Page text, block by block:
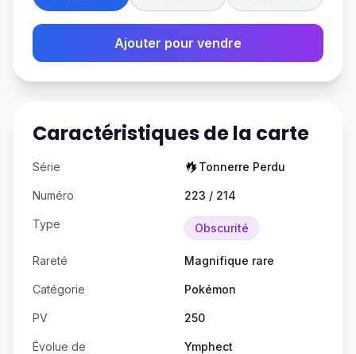
Ajouter pour vendre
Caractéristiques de la carte
Série Tonnerre Perdu
Numéro 223 / 214
Type Obscurité
Rareté Magnifique rare
Catégorie Pokémon
PV 250
Évolue de Ymphect